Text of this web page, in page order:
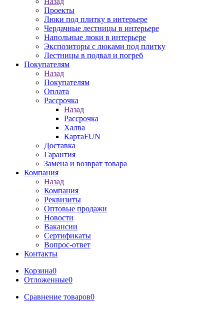
Проекты
Люки под плитку в интерьере
Чердачные лестницы в интерьере
Напольные люки в интерьере
Экспозиторы с люками под плитку
Лестницы в подвал и погреб
Покупателям
Назад
Покупателям
Оплата
Рассрочка
Назад
Рассрочка
Халва
КартаFUN
Доставка
Гарантия
Замена и возврат товара
Компания
Назад
Компания
Реквизиты
Оптовые продажи
Новости
Вакансии
Сертификаты
Вопрос-ответ
Контакты
Корзина0
Отложенные0
Сравнение товаров0